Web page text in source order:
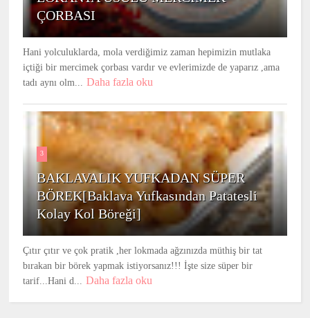
ÇORBASI
Hani yolculuklarda, mola verdiğimiz zaman hepimizin mutlaka
içtiği bir mercimek çorbası vardır ve evlerimizde de yaparız ,ama
tadı aynı olm...
Daha fazla oku
3
BAKLAVALIK YUFKADAN SÜPER
BÖREK[Baklava Yufkasından Patatesli
Kolay Kol Böreği]
Çıtır çıtır ve çok pratik ,her lokmada ağzınızda müthiş bir tat
bırakan bir börek yapmak istiyorsanız!!! İşte size süper bir
tarif...Hani d...
Daha fazla oku